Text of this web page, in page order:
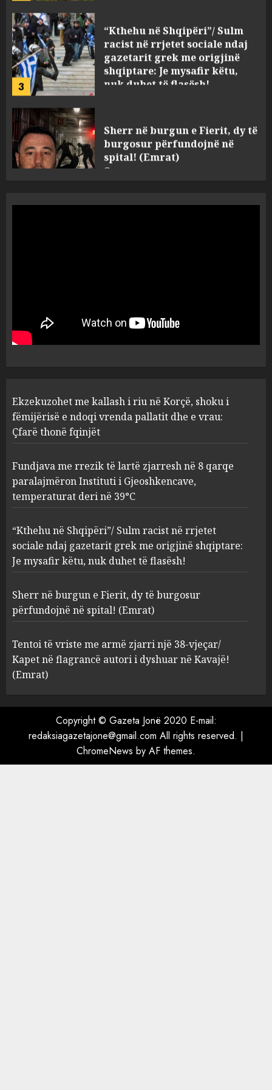
3
gazetarit grek me origjinë
shqiptare: Je mysafir këtu,
nuk duhet të flasësh!
AUGUST 8, 2026
4
spital! (Emrat)
AUGUST 8, 2026
1
ndoqi vrenda pallatit dhe e
vrau: Çfarë thonë fqinjët
AUGUST 8, 2026
2
zjarresh në 8 qarqe
paralajmëron Instituti i
deri në 39°C
“Kthehu në Shqipëri”/ Sulm
racist në rrjetet sociale ndaj
gazetarit grek me origjinë
shqiptare: Je mysafir këtu,
nuk duhet të flasësh!
AUGUST 8, 2026
burgosur përfundojnë në
spital! (Emrat)
AUGUST 8, 2026
AUGUST 8, 2026
Ekzekuzohet me kallash i riu në Korçë, shoku i
fëmijërisë e ndoqi vrenda pallatit dhe e vrau:
Çfarë thonë fqinjët
Fundjava me rrezik të lartë zjarresh në 8 qarqe
paralajmëron Instituti i Gjeoshkencave,
temperaturat deri në 39°C
“Kthehu në Shqipëri”/ Sulm racist në rrjetet
sociale ndaj gazetarit grek me origjinë shqiptare:
Je mysafir këtu, nuk duhet të flasësh!
Sherr në burgun e Fierit, dy të burgosur
përfundojnë në spital! (Emrat)
Tentoi të vriste me armë zjarri një 38-vjeçar/
Kapet në flagrancë autori i dyshuar në Kavajë!
(Emrat)
Copyright © Gazeta Jonë 2020 E-mail:
redaksiagazetajone@gmail.com All rights reserved. |
ChromeNews by AF themes.